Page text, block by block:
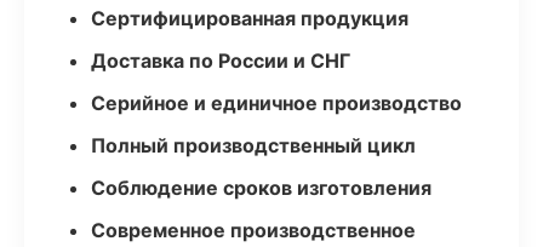
Сертифицированная продукция
Доставка по России и СНГ
Серийное и единичное производство
Полный производственный цикл
Соблюдение сроков изготовления
Современное производственное